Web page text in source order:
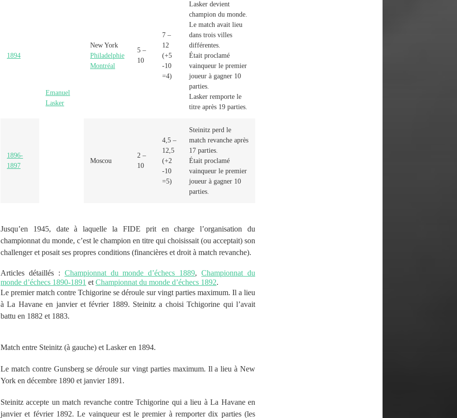
1894
Emanuel
Lasker
New York
Philadelphie
Montréal
5 –
10
7 –
12
(+5
-10
=4)
Lasker devient
champion du monde.
Le match avait lieu
dans trois villes
différentes.
Était proclamé
vainqueur le premier
joueur à gagner 10
parties.
Lasker remporte le
titre après 19 parties.
1896-
1897
Moscou
2 –
10
4,5 –
12,5
(+2
-10
=5)
Steinitz perd le
match revanche après
17 parties.
Était proclamé
vainqueur le premier
joueur à gagner 10
parties.
Jusqu’en 1945, date à laquelle la FIDE prit en charge l’organisation du
championnat du monde, c’est le champion en titre qui choisissait (ou acceptait) son
challenger et posait ses propres conditions (financières et droit à match revanche).
Articles détaillés : Championnat du monde d’échecs 1889,Championnat du
monde d’échecs 1890-1891 et Championnat du monde d’échecs 1892.
Le premier match contre Tchigorine se déroule sur vingt parties maximum. Il a lieu
à La Havane en janvier et février 1889. Steinitz a choisi Tchigorine qui l’avait
battu en 1882 et 1883.
Match entre Steinitz (à gauche) et Lasker en 1894.
Le match contre Gunsberg se déroule sur vingt parties maximum. Il a lieu à New
York en décembre 1890 et janvier 1891.
Steinitz accepte un match revanche contre Tchigorine qui a lieu à La Havane en
janvier et février 1892. Le vainqueur est le premier à remporter dix parties (les